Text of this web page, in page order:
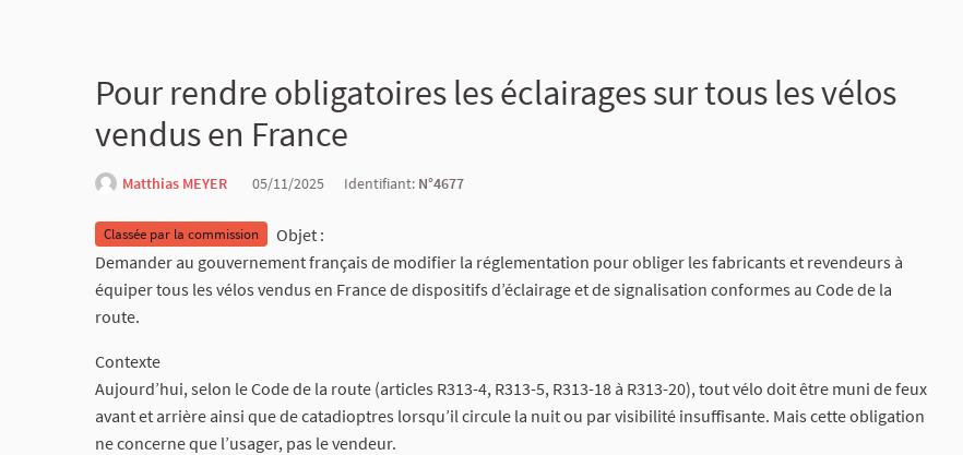
Pour rendre obligatoires les éclairages sur tous les vélos
vendus en France
Matthias MEYER 05/11/2025 Identifiant: N°4677
Classée par la commission
Objet :
Demander au gouvernement français de modifier la réglementation pour obliger les fabricants et revendeurs à
équiper tous les vélos vendus en France de dispositifs d’éclairage et de signalisation conformes au Code de la
route.
Contexte
Aujourd’hui, selon le Code de la route (articles R313-4, R313-5, R313-18 à R313-20), tout vélo doit être muni de feux
avant et arrière ainsi que de catadioptres lorsqu’il circule la nuit ou par visibilité insuffisante. Mais cette obligation
ne concerne que l’usager, pas le vendeur.